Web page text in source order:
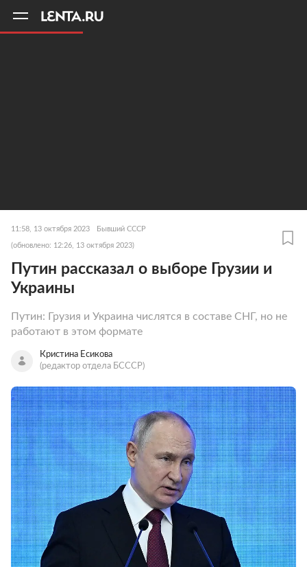
11:58, 13 октября 2023 Бывший СССР
(обновлено: 12:26, 13 октября 2023)
Путин рассказал о выборе Грузии и
Украины
Путин: Грузия и Украина числятся в составе СНГ, но не
работают в этом формате
Кристина Есикова
(редактор отдела БСССР)